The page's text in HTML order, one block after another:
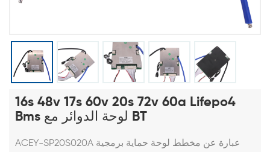
16s 48v 17s 60v 20s 72v 60a Lifepo4
Bms لوحة الدوائر مع BT
ACEY-SP20S020A عبارة عن مخطط لوحة حماية برمجية